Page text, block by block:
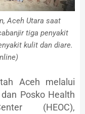
Aceh Utara saat
tiga penyakit
kulit dan diare.
Aceh melalui
Posko Health
(HEOC),